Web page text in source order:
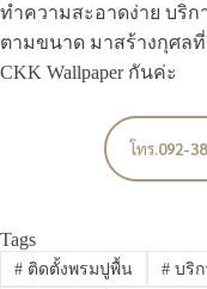
ทำความสะอาดง่าย บริ
ตามขนาด มาสร้างกุศล
CKK Wallpaper กันค่ะ
โทร.092-
Tags
#ติดตั้งพรมปูพื้น #บริก